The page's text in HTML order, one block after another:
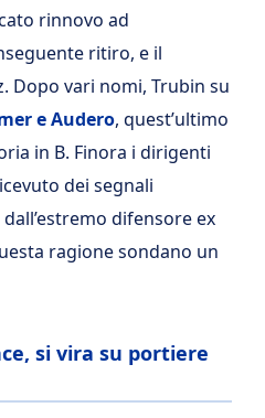
rinnovo ad
ritiro, e il
Dopo vari nomi, Trubin su
e Audero, quest’ultimo
in B. Finora i dirigenti
dei segnali
difensore ex
ragione sondano un
si vira su portiere